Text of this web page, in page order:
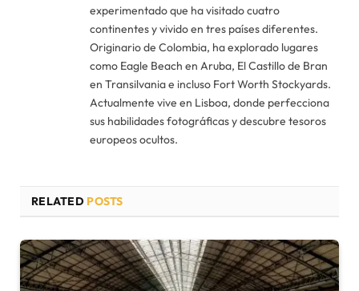
experimentado que ha visitado cuatro
continentes y vivido en tres países diferentes.
Originario de Colombia, ha explorado lugares
como Eagle Beach en Aruba, El Castillo de Bran
en Transilvania e incluso Fort Worth Stockyards.
Actualmente vive en Lisboa, donde perfecciona
sus habilidades fotográficas y descubre tesoros
europeos ocultos.
RELATED POSTS